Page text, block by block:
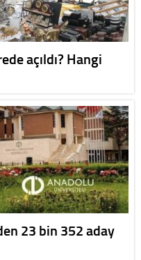
açıldı? Hangi
23 bin 352 aday